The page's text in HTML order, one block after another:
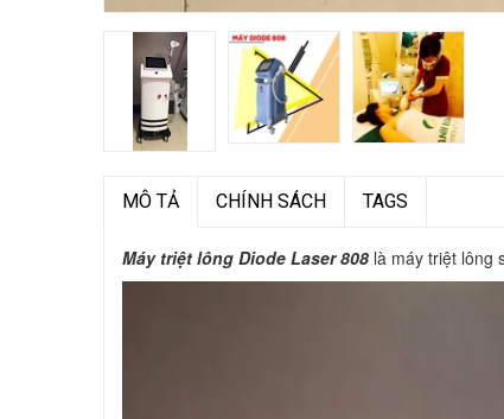
MÔ TẢ CHÍNH SÁCH TAGS
Máy triệt lông Diode Laser 808 là máy triệt lông